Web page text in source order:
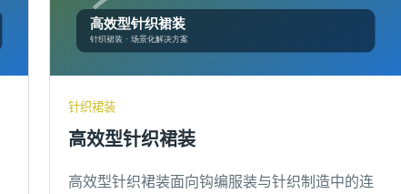
针织裙装
高效型针织裙装
高效型针织裙装面向钩编服装与针织制造中的连